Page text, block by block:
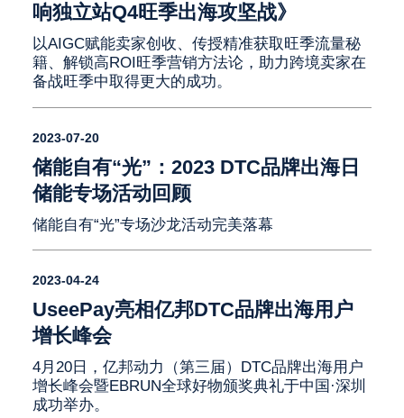
响独立站Q4旺季出海攻坚战》
以AIGC赋能卖家创收、传授精准获取旺季流量秘
籍、解锁高ROI旺季营销方法论，助力跨境卖家在
备战旺季中取得更大的成功。
2023-07-20
储能自有“光”：2023 DTC品牌出海日
储能专场活动回顾
储能自有“光”专场沙龙活动完美落幕
2023-04-24
UseePay亮相亿邦DTC品牌出海用户
增长峰会
4月20日，亿邦动力（第三届）DTC品牌出海用户
增长峰会暨EBRUN全球好物颁奖典礼于中国·深圳
成功举办。